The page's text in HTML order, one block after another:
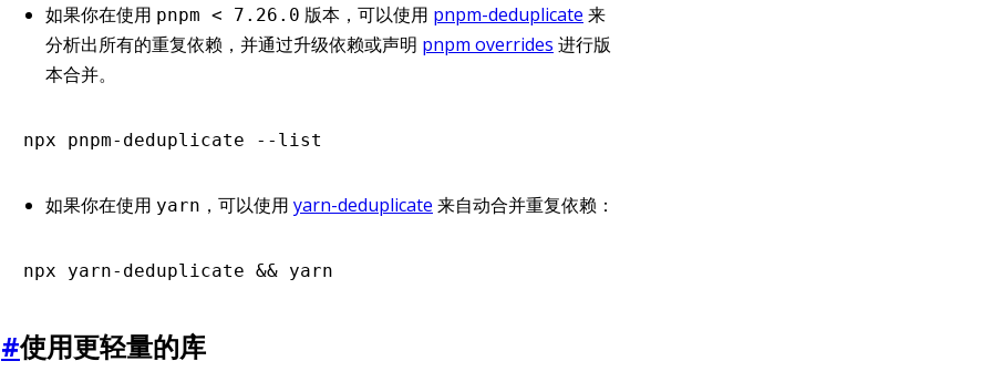
如果你在使用 pnpm < 7.26.0 版本，可以使用 pnpm-deduplicate 来
分析出所有的重复依赖，并通过升级依赖或声明 pnpm overrides 进行版
本合并。
npx pnpm-deduplicate --list
如果你在使用 yarn ，可以使用 yarn-deduplicate 来自动合并重复依赖：
npx yarn-deduplicate && yarn
#使用更轻量的库